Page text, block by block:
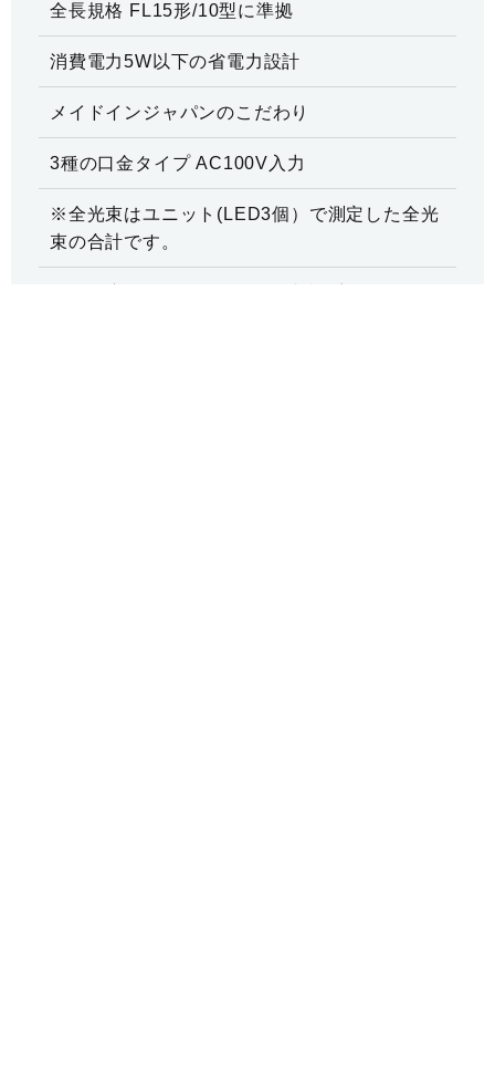
全長規格 FL15形/10型に準拠
消費電力5W以下の省電力設計
メイドインジャパンのこだわり
3種の口金タイプ AC100V入力
※全光束はユニット(LED3個）で測定した全光
束の合計です。